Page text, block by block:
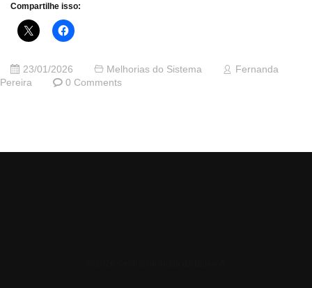
Compartilhe isso:
23/01/2026 Melhorias do Sistema
Fernanda
Pereira
0 Comments